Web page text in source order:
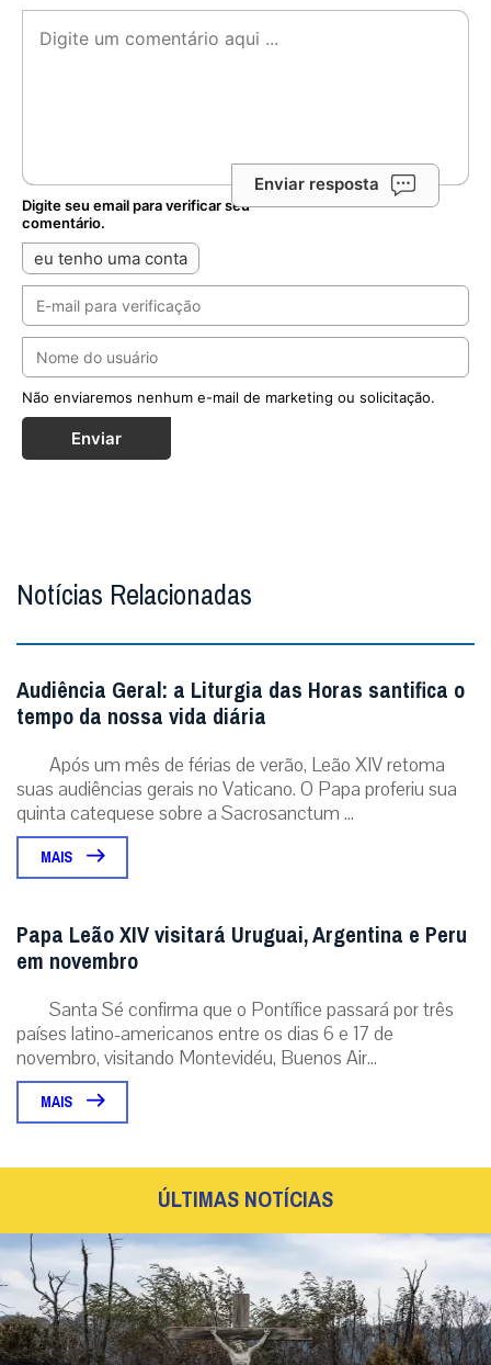
Enviar resposta
Digite seu email para verificar seu
comentário.
eu tenho uma conta
Não enviaremos nenhum e-mail de marketing ou solicitação.
Enviar
Notícias Relacionadas
Audiência Geral: a Liturgia das Horas santifica o
tempo da nossa vida diária
Após um mês de férias de verão, Leão XIV retoma
suas audiências gerais no Vaticano. O Papa proferiu sua
quinta catequese sobre a Sacrosanctum ...
MAIS
Papa Leão XIV visitará Uruguai, Argentina e Peru
em novembro
Santa Sé confirma que o Pontífice passará por três
países latino-americanos entre os dias 6 e 17 de
novembro, visitando Montevidéu, Buenos Air...
MAIS
ÚLTIMAS NOTÍCIAS